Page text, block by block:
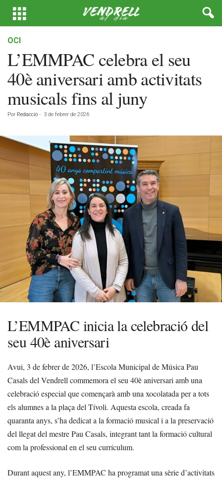
OCI
L’EMMPAC celebra el seu
40è aniversari amb activitats
musicals fins al juny
Por Redacció - 3 de febrer de 2026
L’EMMPAC inicia la celebració del
seu 40è aniversari
Avui, 3 de febrer de 2026, l’Escola Municipal de Música Pau
Casals del Vendrell commemora el seu 40è aniversari amb una
celebració especial que començarà amb una xocolatada per a tots
els alumnes a la plaça del Tívoli. Aquesta escola, creada fa
quaranta anys, s’ha dedicat a la formació musical i a la preservació
del llegat del mestre Pau Casals, integrant tant la formació cultural
com la professional en el seu currículum.
Durant aquest any, l’EMMPAC ha programat una sèrie d’activitats